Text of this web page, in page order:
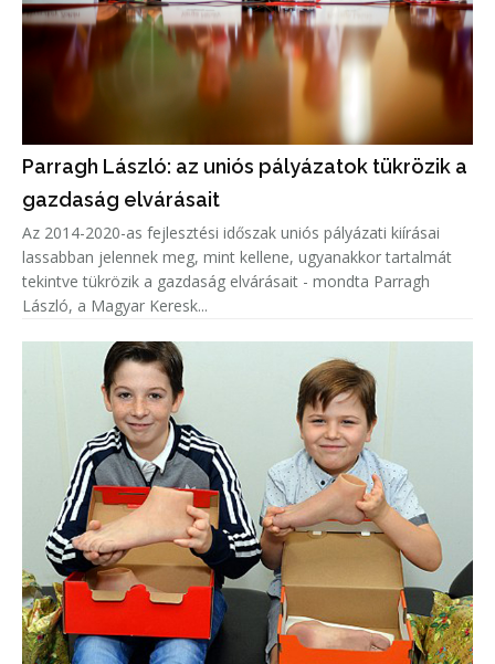
Parragh László: az uniós pályázatok tükrözik a
gazdaság elvárásait
Az 2014-2020-as fejlesztési időszak uniós pályázati kiírásai
lassabban jelennek meg, mint kellene, ugyanakkor tartalmát
tekintve tükrözik a gazdaság elvárásait - mondta Parragh
László, a Magyar Keresk...